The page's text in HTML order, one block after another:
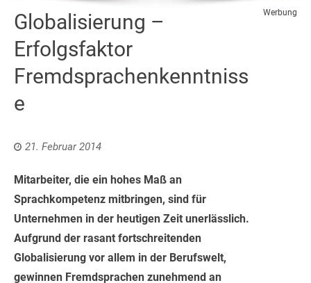
Globalisierung –
Erfolgsfaktor
Fremdsprachenkenntniss
e
Werbung
21. Februar 2014
Mitarbeiter, die ein hohes Maß an
Sprachkompetenz mitbringen, sind für
Unternehmen in der heutigen Zeit unerlässlich.
Aufgrund der rasant fortschreitenden
Globalisierung vor allem in der Berufswelt,
gewinnen Fremdsprachen zunehmend an